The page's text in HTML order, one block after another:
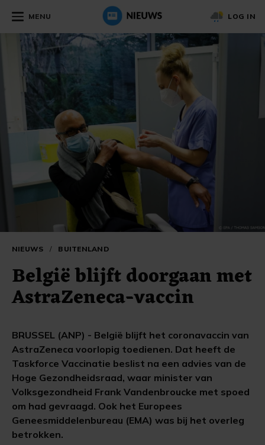
MENU LOG IN
NIEUWS / BUITENLAND
België blijft doorgaan met
AstraZeneca-vaccin
BRUSSEL (ANP) - België blijft het coronavaccin van
AstraZeneca voorlopig toedienen. Dat heeft de
Taskforce Vaccinatie beslist na een advies van de
Hoge Gezondheidsraad, waar minister van
Volksgezondheid Frank Vandenbroucke met spoed
om had gevraagd. Ook het Europees
Geneesmiddelenbureau (EMA) was bij het overleg
betrokken.